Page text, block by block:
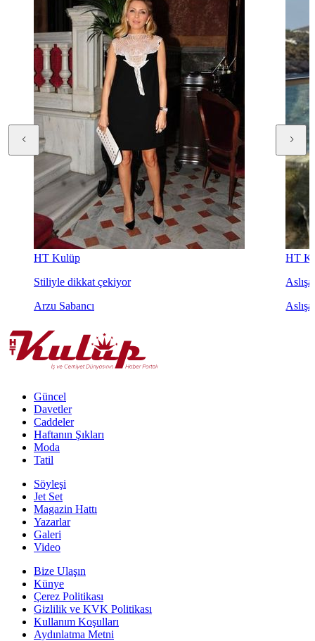
HT Kulüp
Stiliyle dikkat çekiyor
Arzu Sabancı
HT
Güncel
Davetler
Caddeler
Haftanın Şıkları
Moda
Tatil
Söyleşi
Jet Set
Magazin Hattı
Yazarlar
Galeri
Video
Bize Ulaşın
Künye
Çerez Politikası
Gizlilik ve KVK Politikası
Kullanım Koşulları
Aydınlatma Metni